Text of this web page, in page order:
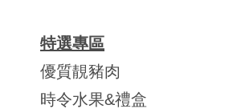
特選專區
優質靚豬肉
時令水果&禮盒